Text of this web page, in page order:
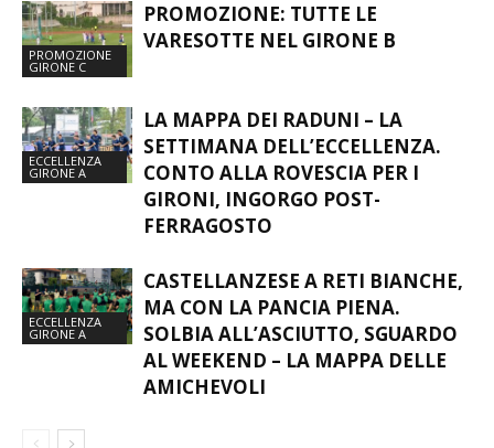
PROMOZIONE
GIRONE C
PROMOZIONE: TUTTE LE
VARESOTTE NEL GIRONE B
ECCELLENZA
GIRONE A
LA MAPPA DEI RADUNI – LA
SETTIMANA DELL’ECCELLENZA.
CONTO ALLA ROVESCIA PER I
GIRONI, INGORGO POST-
FERRAGOSTO
ECCELLENZA
GIRONE A
CASTELLANZESE A RETI BIANCHE,
MA CON LA PANCIA PIENA.
SOLBIA ALL’ASCIUTTO, SGUARDO
AL WEEKEND – LA MAPPA DELLE
AMICHEVOLI